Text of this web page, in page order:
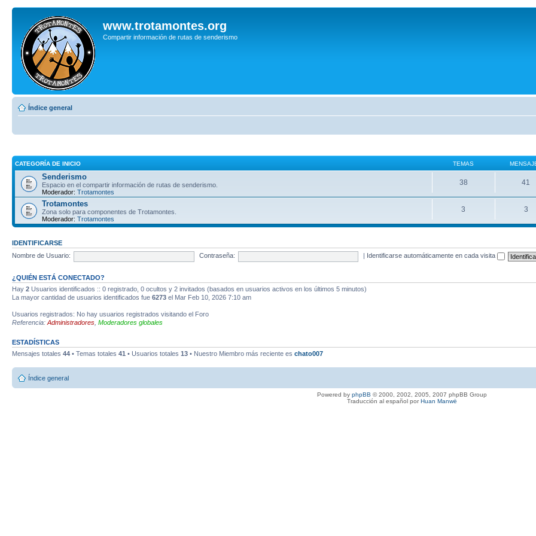
www.trotamontes.org
Compartir información de rutas de senderismo
Índice general
CATEGORÍA DE INICIO TEMAS
Senderismo
Espacio en el compartir información de rutas de senderismo.
Moderador: Trotamontes
38 41
Trotamontes
Zona solo para componentes de Trotamontes.
Moderador: Trotamontes
3 3
IDENTIFICARSE
Nombre de Usuario:
Contraseña: Identificarse automáticamente en cada visita
¿QUIÉN ESTÁ CONECTADO?
Hay 2 Usuarios identificados :: 0 registrado, 0 ocultos y 2 invitados (basados en usuarios activos en los últimos 5 minutos)
La mayor cantidad de usuarios identificados fue 6273 el Mar Feb 10, 2026 7:10 am
Usuarios registrados: No hay usuarios registrados visitando el Foro
Referencia: Administradores Moderadores globales
ESTADÍSTICAS
Mensajes totales 44 • Temas totales 41 • Usuarios totales 13 • Nuestro Miembro más reciente es chato007
Índice general
Powered by phpBB © 2000, 2002, 2005, 2007 phpBB Group
Traducción al español porHuan Manwë